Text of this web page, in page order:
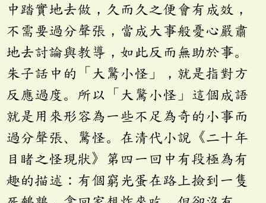
中踏實地去做，久而久之便會有成效，
不需要過分聲張，當成大事般憂心嚴肅
地去討論與教導，如此反而無助於事。
朱子話中的「大驚小怪」，就是指對方
反應過度。所以「大驚小怪」這個成語
就是用來形容為一些不足為奇的小事而
過分聲張、驚怪。在清代小說《二十年
目睹之怪現狀》第四一回中有段極為有
趣的描述：有個窮光蛋在路上撿到一隻